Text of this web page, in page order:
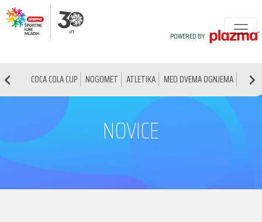
COCA COLA CUP NOGOMET ATLETIKA MED DVEMA OGNJEMA
POWERED BY
NOVICE